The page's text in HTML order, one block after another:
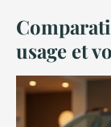
usage et